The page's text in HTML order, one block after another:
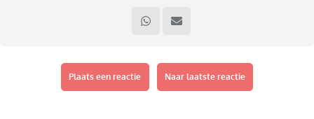
Plaats een reactie Naar laatste reactie